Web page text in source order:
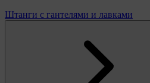
Штанги с гантелями и лавками